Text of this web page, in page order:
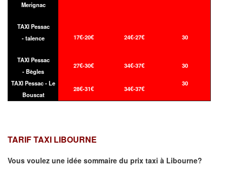
Merignac
TAXI Pessac
- talence
17€-20€ 24€-27€ 30
TAXI Pessac
- Bègles
27€-30€ 34€-37€ 30
TAXI Pessac - Le
Bouscat
28€-31€ 34€-37€
30
TARIF TAXI LIBOURNE
Vous voulez une idée sommaire du prix taxi à Libourne?